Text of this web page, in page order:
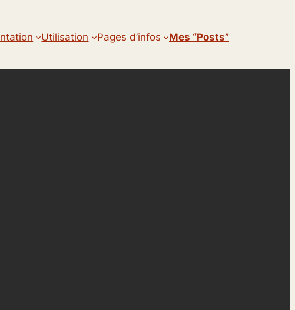
Utilisation Pages d’infos Mes “posts”